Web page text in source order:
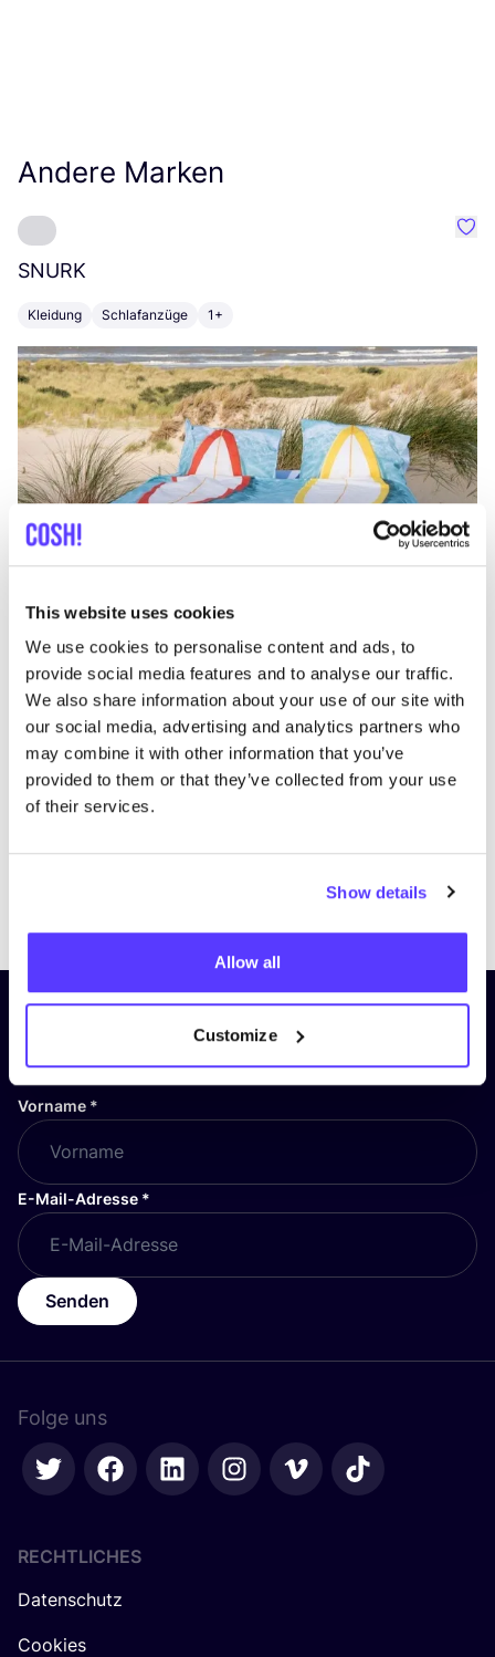
This website uses cookies
We use cookies to personalise content and ads, to
provide social media features and to analyse our traffic.
We also share information about your use of our site with
our social media, advertising and analytics partners who
may combine it with other information that you’ve
provided to them or that they’ve collected from your use
of their services.
Show details
Allow all
Customize
Andere Marken
SNURK
Kleidung Schlafanzüge 1+
PreviousNext
Abonniere unseren Newsletter
und bleibe auf dem Laufenden!
Vorname *
E-Mail-Adresse *
Senden
Folge uns
RECHTLICHES
Datenschutz
Cookies